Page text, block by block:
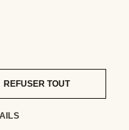
REFUSER TOUT